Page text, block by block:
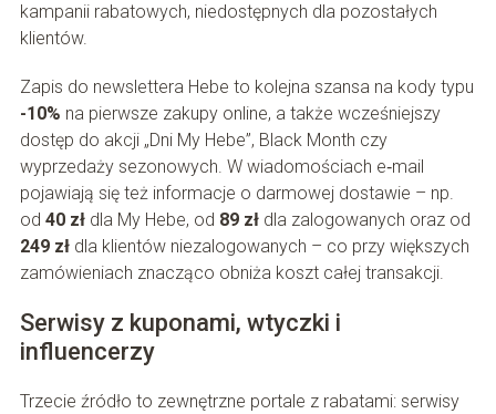
kampanii rabatowych, niedostępnych dla pozostałych
klientów.
Zapis do newslettera Hebe to kolejna szansa na kody typu
-10% na pierwsze zakupy online, a także wcześniejszy
dostęp do akcji „Dni My Hebe”, Black Month czy
wyprzedaży sezonowych. W wiadomościach e‑mail
pojawiają się też informacje o darmowej dostawie – np.
od 40 złdla My Hebe, od 89 złdla zalogowanych oraz od
249 złdla klientów niezalogowanych – co przy większych
zamówieniach znacząco obniża koszt całej transakcji.
Serwisy z kuponami, wtyczki i
influencerzy
Trzecie źródło to zewnętrzne portale z rabatami: serwisy